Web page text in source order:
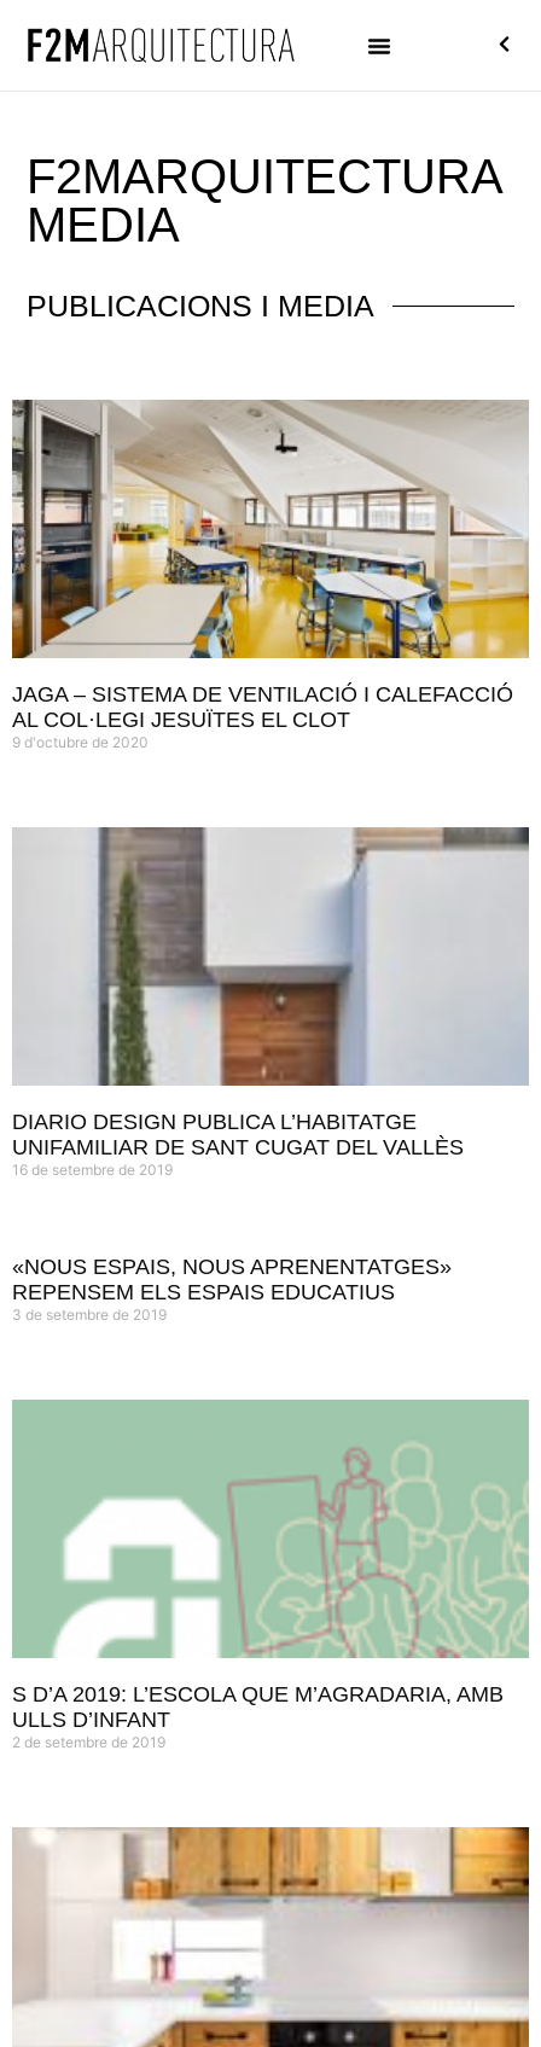
F2MARQUITECTURA
MEDIA
PUBLICACIONS I MEDIA
JAGA – SISTEMA DE VENTILACIÓ I CALEFACCIÓ
AL COL·LEGI JESUÏTES EL CLOT
9 d'octubre de 2020
DIARIO DESIGN PUBLICA L’HABITATGE
UNIFAMILIAR DE SANT CUGAT DEL VALLÈS
16 de setembre de 2019
«NOUS ESPAIS, NOUS APRENENTATGES»
REPENSEM ELS ESPAIS EDUCATIUS
3 de setembre de 2019
S D’A 2019: L’ESCOLA QUE M’AGRADARIA, AMB
ULLS D’INFANT
2 de setembre de 2019